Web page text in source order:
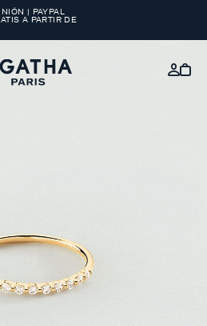
| PAYPAL
A PARTIR DE